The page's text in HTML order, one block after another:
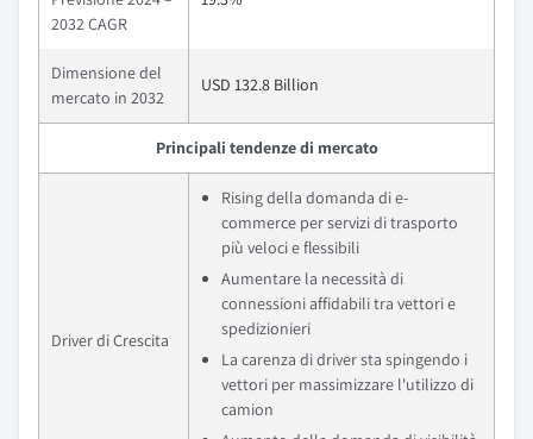
2032 CAGR
Dimensione del
mercato in 2032
USD 132.8 Billion
Principali tendenze di mercato
Driver di Crescita
Rising della domanda di e-
commerce per servizi di trasporto
più veloci e flessibili
Aumentare la necessità di
connessioni affidabili tra vettori e
spedizionieri
La carenza di driver sta spingendo i
vettori per massimizzare l'utilizzo di
camion